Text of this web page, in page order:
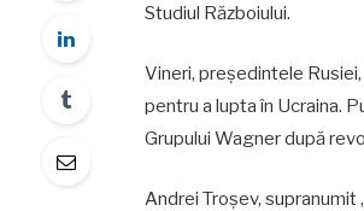
Studiul Războiului.
Vineri, președintele
pentru a lupta în Ucraina.
Grupului Wagner după
Andrei Troșev, supranumit